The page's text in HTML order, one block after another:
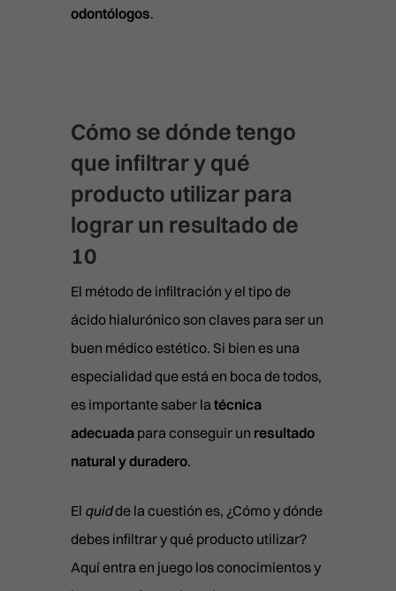
odontólogos.
Cómo se dónde tengo
que infiltrar y qué
producto utilizar para
lograr un resultado de
10
El método de infiltración y el tipo de
ácido hialurónico son claves para ser un
buen médico estético. Si bien es una
especialidad que está en boca de todos,
es importante saber la técnica
adecuada para conseguir un resultado
natural y duradero.
El quidde la cuestión es, ¿Cómo y dónde
debes infiltrar y qué producto utilizar?
Aquí entra en juego los conocimientos y